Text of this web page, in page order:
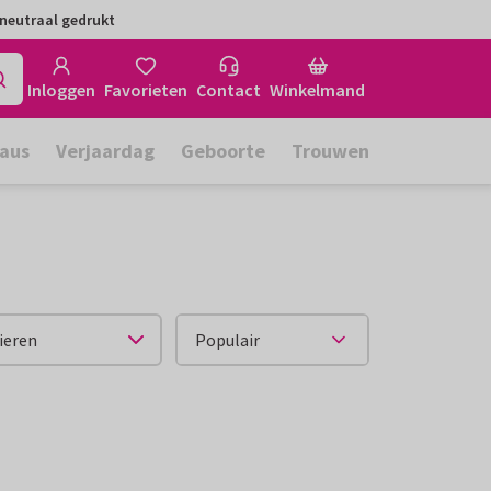
gedrukt
Inloggen Favorieten Contact Winkelmand
Verjaardag Geboorte Trouwen